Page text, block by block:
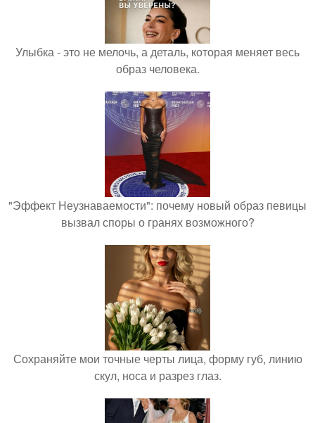
Улыбка - это не мелочь, а деталь, которая меняет весь
образ человека.
"Эффект Неузнаваемости": почему новый образ певицы
вызвал споры о гранях возможного?
Сохраняйте мои точные черты лица, форму губ, линию
скул, носа и разрез глаз.